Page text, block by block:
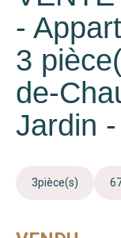
-
3
de-
Jardin
3pièce(s)